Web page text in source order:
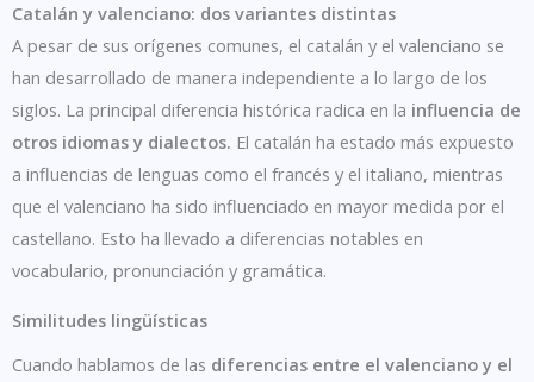
Catalán y valenciano: dos variantes distintas
A pesar de sus orígenes comunes, el catalán y el valenciano se
han desarrollado de manera independiente a lo largo de los
siglos. La principal diferencia histórica radica en la influencia de
otros idiomas y dialectos. El catalán ha estado más expuesto
a influencias de lenguas como el francés y el italiano, mientras
que el valenciano ha sido influenciado en mayor medida por el
castellano. Esto ha llevado a diferencias notables en
vocabulario, pronunciación y gramática.
Similitudes lingüísticas
Cuando hablamos de las diferencias entre el valenciano y el